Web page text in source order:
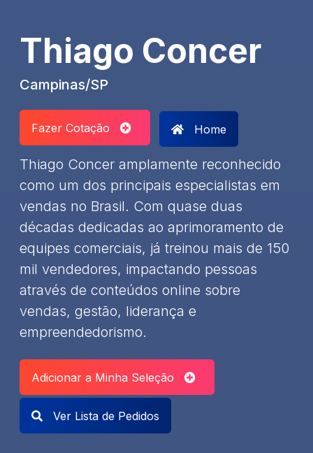
Thiago Concer
Campinas/SP
Fazer Cotação Home
Thiago Concer amplamente reconhecido
como um dos principais especialistas em
vendas no Brasil. Com quase duas
décadas dedicadas ao aprimoramento de
equipes comerciais, já treinou mais de 150
mil vendedores, impactando pessoas
através de conteúdos online sobre
vendas, gestão, liderança e
empreendedorismo.
Adicionar a Minha Seleção
Ver Lista de Pedidos